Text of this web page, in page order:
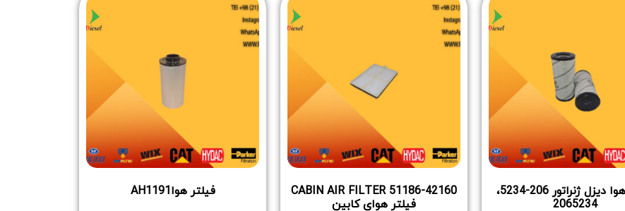
فیلتر هوا دیزل ژنراتور 206-5234،
2065234
CABIN AIR FILTER 51186-42160
فیلتر هوای کابین
فیلتر هواAH1191